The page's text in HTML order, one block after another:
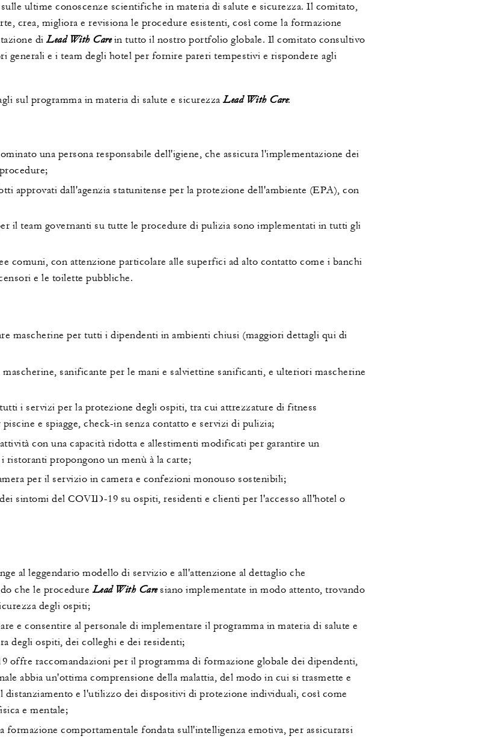
ultime conoscenze scientifiche in materia di salute e sicurezza. Il comitato,
crea, migliora e revisiona le procedure esistenti, così come la formazione
di Lead With Carein tutto il nostro portfolio globale. Il comitato consultivo
generali e i team degli hotel per fornire pareri tempestivi e rispondere agli
sul programma in materia di salute e sicurezza Lead With Care:
una persona responsabile dell'igiene, che assicura l'implementazione dei
approvati dall'agenzia statunitense per la protezione dell'ambiente (EPA), con
il team governanti su tutte le procedure di pulizia sono implementati in tutti gli
comuni, con attenzione particolare alle superfici ad alto contatto come i banchi
e le toilette pubbliche.
mascherine per tutti i dipendenti in ambienti chiusi (maggiori dettagli qui di
sanificante per le mani e salviettine sanificanti, e ulteriori mascherine
i servizi per la protezione degli ospiti, tra cui attrezzature di fitness
e spiagge, check-in senza contatto e servizi di pulizia;
con una capacità ridotta e allestimenti modificati per garantire un
ristoranti propongono un menù à la carte;
per il servizio in camera e confezioni monouso sostenibili;
sintomi del COVID-19 su ospiti, residenti e clienti per l'accesso all'hotel o
al leggendario modello di servizio e all'attenzione al dettaglio che
che le procedure Lead With Caresiano implementate in modo attento, trovando
degli ospiti;
e consentire al personale di implementare il programma in materia di salute e
degli ospiti, dei colleghi e dei residenti;
raccomandazioni per il programma di formazione globale dei dipendenti,
abbia un'ottima comprensione della malattia, del modo in cui si trasmette e
distanziamento e l'utilizzo dei dispositivi di protezione individuali, così come
e mentale;
formazione comportamentale fondata sull'intelligenza emotiva, per assicurarsi